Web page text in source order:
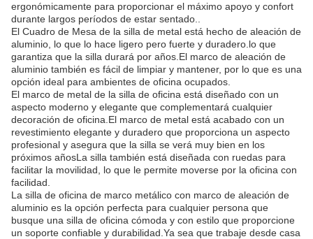
ergonómicamente para proporcionar el máximo apoyo y confort
durante largos períodos de estar sentado..
El Cuadro de Mesa de la silla de metal está hecho de aleación de
aluminio, lo que lo hace ligero pero fuerte y duradero.lo que
garantiza que la silla durará por años.El marco de aleación de
aluminio también es fácil de limpiar y mantener, por lo que es una
opción ideal para ambientes de oficina ocupados.
El marco de metal de la silla de oficina está diseñado con un
aspecto moderno y elegante que complementará cualquier
decoración de oficina.El marco de metal está acabado con un
revestimiento elegante y duradero que proporciona un aspecto
profesional y asegura que la silla se verá muy bien en los
próximos añosLa silla también está diseñada con ruedas para
facilitar la movilidad, lo que le permite moverse por la oficina con
facilidad.
La silla de oficina de marco metálico con marco de aleación de
aluminio es la opción perfecta para cualquier persona que
busque una silla de oficina cómoda y con estilo que proporcione
un soporte confiable y durabilidad.Ya sea que trabaje desde casa